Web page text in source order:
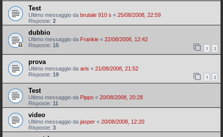
Test
Ultimo messaggio da brutale 910 s « 25/08/2008, 22:59
Risposte: 2
dubbio
Ultimo messaggio da Frankie « 22/08/2008, 12:42
Risposte: 15 1 2
prova
Ultimo messaggio da aris « 21/08/2008, 21:52
Risposte: 19 1 2
Test
Ultimo messaggio da Pippo « 20/08/2008, 20:28
Risposte: 11
video
Ultimo messaggio da jasper « 20/08/2008, 12:20
Risposte: 3